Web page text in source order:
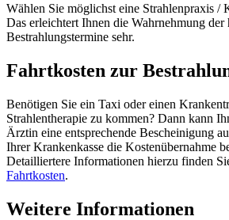
Wählen Sie möglichst eine Strahlenpraxis /
Das erleichtert Ihnen die Wahrnehmung der
Bestrahlungstermine sehr.
Fahrtkosten zur
Benötigen Sie ein Taxi oder einen
Strahlentherapie zu kommen? Dann kann
Ärztin eine entsprechende Bescheinigung
Ihrer Krankenkasse die Kostenübernahme
Detailliertere Informationen hierzu finden
Fahrtkosten.
Weitere Informationen